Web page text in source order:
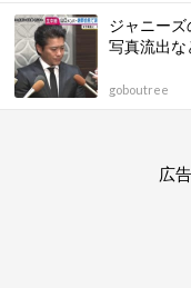
ジャニーズ
写真流出な
goboutree
広